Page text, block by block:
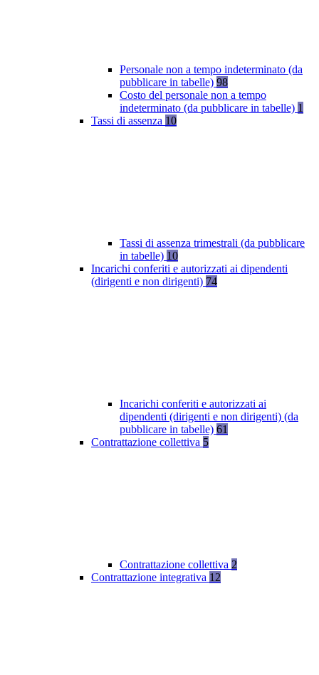
Personale non a tempo indeterminato (da
pubblicare in tabelle) 98
Costo del personale non a tempo
indeterminato (da pubblicare in tabelle) 1
Tassi di assenza 10
Tassi di assenza trimestrali (da pubblicare
in tabelle) 10
Incarichi conferiti e autorizzati ai dipendenti
(dirigenti e non dirigenti) 74
Incarichi conferiti e autorizzati ai
dipendenti (dirigenti e non dirigenti) (da
pubblicare in tabelle) 61
Contrattazione collettiva 5
Contrattazione collettiva 2
Contrattazione integrativa 12